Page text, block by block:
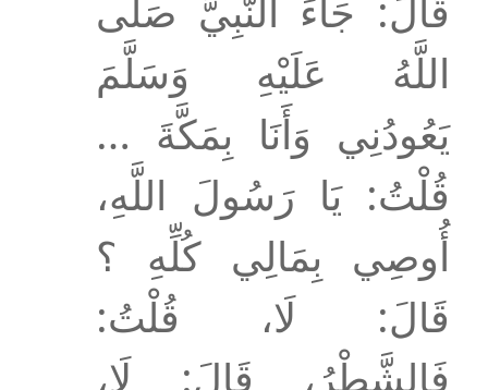
قَالَ: جَاءَ النَّبِيُّ صَلَّى
اللَّهُ عَلَيْهِ وَسَلَّمَ
يَعُودُنِي وَأَنَا بِمَكَّةَ …
قُلْتُ: يَا رَسُولَ اللَّهِ،
أُوصِي بِمَالِي كُلِّهِ ؟
قَالَ: لَا، قُلْتُ:
فَالشَّطْرُ، قَالَ: لَا،